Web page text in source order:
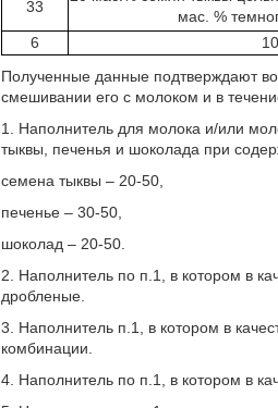
33
мас. %
6
10
Полученные данные подтверждают
смешивании его с молоком и в
1. Наполнитель для молока и/или
тыквы, печенья и шоколада при
семена тыквы – 20-50,
печенье – 30-50,
шоколад – 20-50.
2. Наполнитель по п.1, в котором в
дробленые.
3. Наполнитель п.1, в котором в
комбинации.
4. Наполнитель по п.1, в котором в